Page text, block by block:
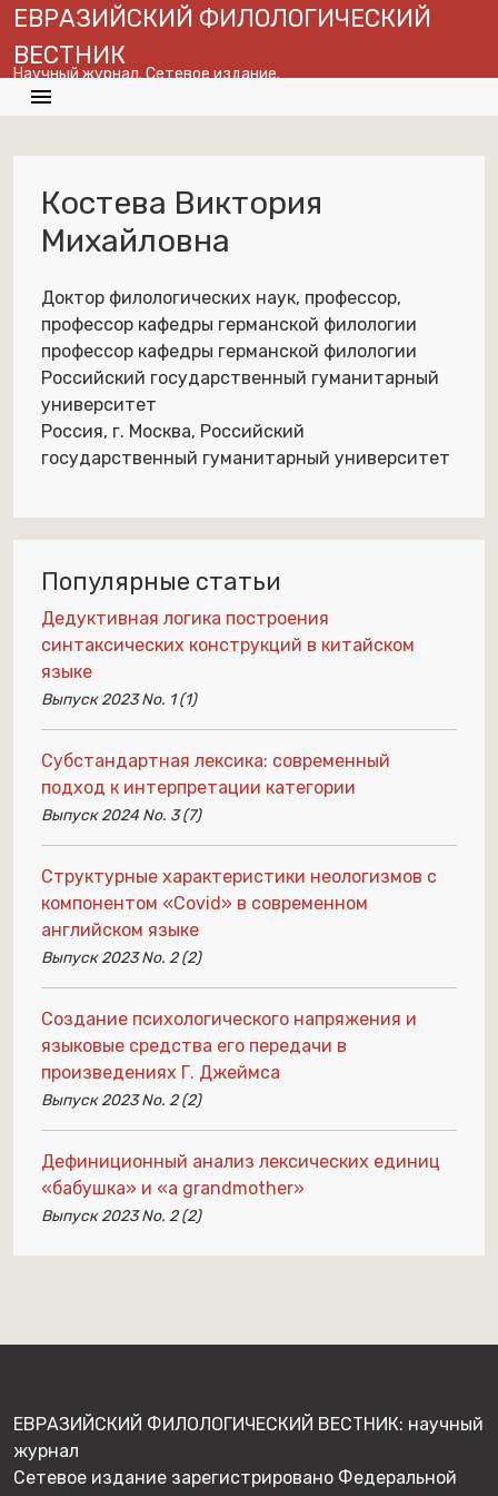
ЕВРАЗИЙСКИЙ ФИЛОЛОГИЧЕСКИЙ
ВЕСТНИК
Научный журнал. Сетевое издание.
search
menu
Костева Виктория
Михайловна
Доктор филологических наук, профессор,
профессор кафедры германской филологии
профессор кафедры германской филологии
Российский государственный гуманитарный
университет
Россия, г. Москва, Российский
государственный гуманитарный университет
Популярные статьи
Дедуктивная логика построения
синтаксических конструкций в китайском
языке
Выпуск 2023 No. 1 (1)
Субстандартная лексика: современный
подход к интерпретации категории
Выпуск 2024 No. 3 (7)
Структурные характеристики неологизмов с
компонентом «Сovid» в современном
английском языке
Выпуск 2023 No. 2 (2)
Создание психологического напряжения и
языковые средства его передачи в
произведениях Г. Джеймса
Выпуск 2023 No. 2 (2)
Дефиниционный анализ лексических единиц
«бабушка» и «a grandmother»
Выпуск 2023 No. 2 (2)
ЕВРАЗИЙСКИЙ ФИЛОЛОГИЧЕСКИЙ ВЕСТНИК: научный
журнал
Сетевое издание зарегистрировано Федеральной